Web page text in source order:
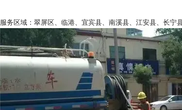
服务区域：翠屏区、临港、宜宾县、南溪县、江安县、长宁